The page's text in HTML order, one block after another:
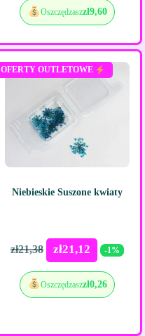
Oszczędzaszzł9,60
OFERTY OUTLETOWE
Niebieskie Suszone kwiaty
zł21,38 zł21,12 -1%
Oszczędzaszzł0,26